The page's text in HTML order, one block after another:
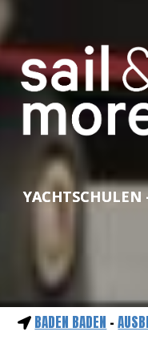
BADEN BADEN -